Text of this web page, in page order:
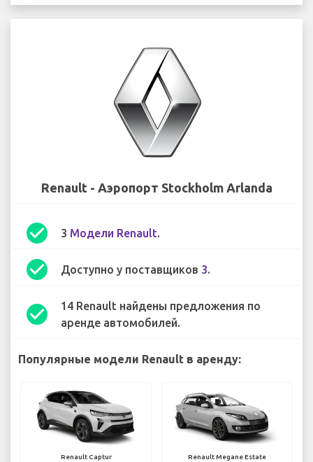
Renault - Аэропорт Stockholm Arlanda
check_circle 3 Модели Renault.
check_circle Доступно у поставщиков 3.
check_circle
14 Renault найдены предложения по
аренде автомобилей.
Популярные модели Renault в аренду:
Renault Captur Renault Megane Estate